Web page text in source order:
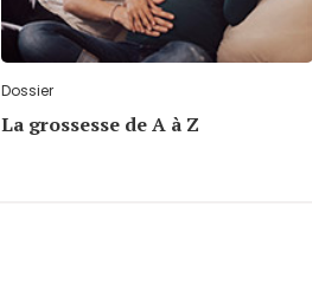
Dossier
La grossesse de A à Z